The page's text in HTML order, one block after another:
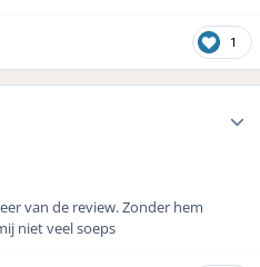
1
van de review. Zonder hem
niet veel soeps